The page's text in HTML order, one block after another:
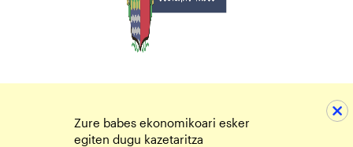
Zure babes ekonomikoari esker
egiten dugu kazetaritza